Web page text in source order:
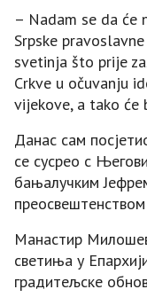
– Nadam se da će
Srpske
svetinja što prije
Crkve u očuvanju
vijekove, a tako će
Данас сам
се сусрео с
бањалучким
Манастир
светиња у
градитељске